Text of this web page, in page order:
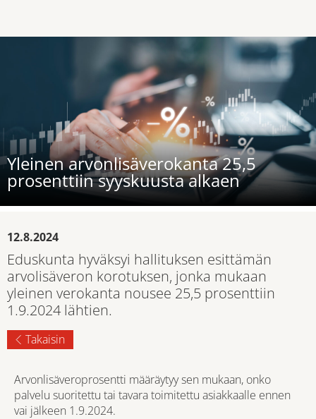
Yleinen arvonlisäverokanta 25,5
prosenttiin syyskuusta alkaen
12.8.2024
Eduskunta hyväksyi hallituksen esittämän
arvolisäveron korotuksen, jonka mukaan
yleinen verokanta nousee 25,5 prosenttiin
1.9.2024 lähtien.
Takaisin
Arvonlisäveroprosentti määräytyy sen mukaan, onko
palvelu suoritettu tai tavara toimitettu asiakkaalle ennen
vai jälkeen 1.9.2024.